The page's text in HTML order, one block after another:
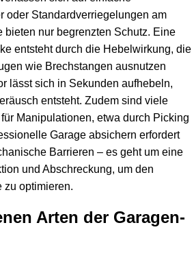
oder Standardverriegelungen am
bieten nur begrenzten Schutz. Eine
entsteht durch die Hebelwirkung, die
wie Brechstangen ausnutzen
lässt sich in Sekunden aufhebeln,
entsteht. Zudem sind viele
Manipulationen, etwa durch Picking
Garage absichern erfordert
Barrieren – es geht um eine
und Abschreckung, um den
zu optimieren.
Arten der Garagen-